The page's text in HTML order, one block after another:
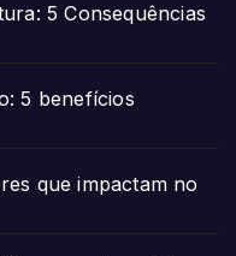
5 Consequências
5 benefícios
que impactam no